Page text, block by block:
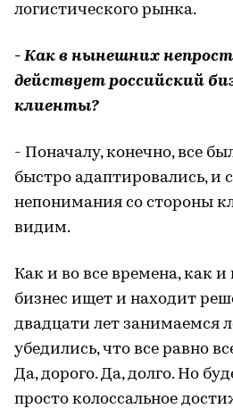
логистического рынка.
- Как в нынешних
действует российский
клиенты?
- Поначалу, конечно, все
быстро адаптировались, и
непонимания со стороны
видим.
Как и во все времена, как
бизнес ищет и находит
двадцати лет занимаемся
убедились, что все равно
Да, дорого. Да, долго. Но
просто колоссальное